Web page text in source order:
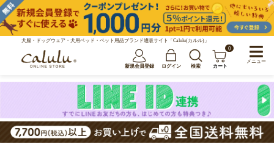
犬服・ドッグウェア・犬用ベッド・ペット用品ブランド通販サイト「Calulu(カルル)」
新規会員登録 ログイン 検索
0
カート
メニュー